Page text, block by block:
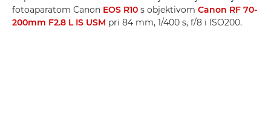
fotoaparatom Canon EOS R10 s objektivom Canon RF 70-
200mm F2.8 L IS USM pri 84 mm, 1/400 s, f/8 i ISO200.